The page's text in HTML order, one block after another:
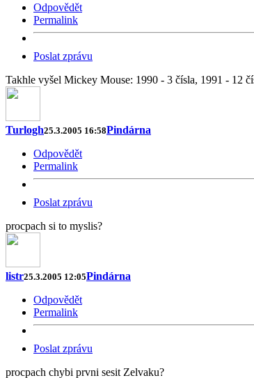
Odpovědět
Permalink
Poslat zprávu
Takhle vyšel Mickey Mouse: 1990 - 3 čísla, 1991 - 12
Turlogh25.3.2005 16:58Pindárna
Odpovědět
Permalink
Poslat zprávu
procpach si to myslis?
listr25.3.2005 12:05Pindárna
Odpovědět
Permalink
Poslat zprávu
procpach chybi prvni sesit Zelvaku?